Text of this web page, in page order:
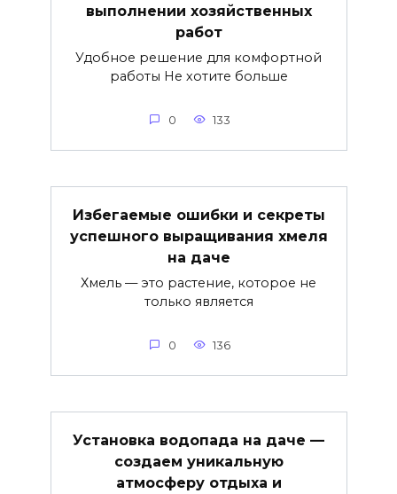
выполнении хозяйственных
работ
Удобное решение для комфортной
работы Не хотите больше
0 133
Избегаемые ошибки и секреты
успешного выращивания хмеля
на даче
Хмель — это растение, которое не
только является
0 136
Установка водопада на даче —
создаем уникальную
атмосферу отдыха и